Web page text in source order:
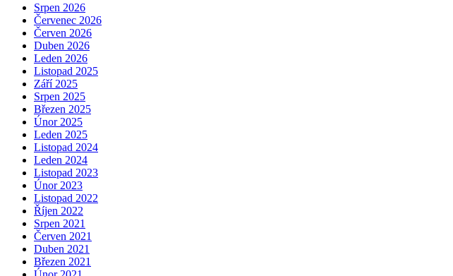
Srpen 2026
Červenec 2026
Červen 2026
Duben 2026
Leden 2026
Listopad 2025
Září 2025
Srpen 2025
Březen 2025
Únor 2025
Leden 2025
Listopad 2024
Leden 2024
Listopad 2023
Únor 2023
Listopad 2022
Říjen 2022
Srpen 2021
Červen 2021
Duben 2021
Březen 2021